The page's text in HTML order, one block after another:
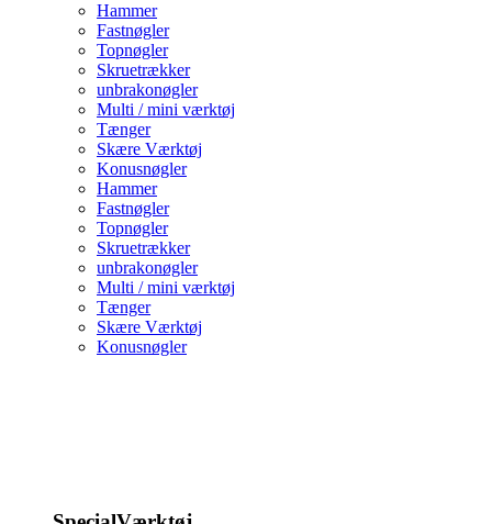
Hammer
Fastnøgler
Topnøgler
Skruetrækker
unbrakonøgler
Multi / mini værktøj
Tænger
Skære Værktøj
Konusnøgler
Hammer
Fastnøgler
Topnøgler
Skruetrækker
unbrakonøgler
Multi / mini værktøj
Tænger
Skære Værktøj
Konusnøgler